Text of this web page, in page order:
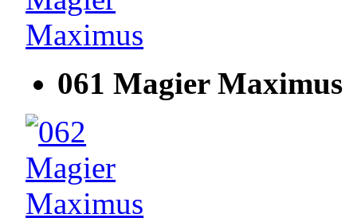
061 Magier Maximus